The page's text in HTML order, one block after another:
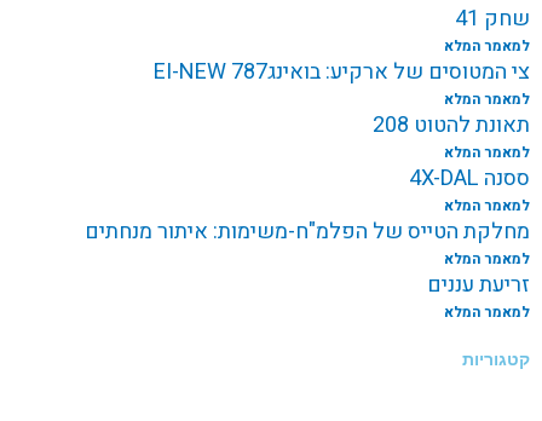
שחק 41
למאמר המלא
צי המטוסים של ארקיע: בואינג787 EI-NEW
למאמר המלא
תאונת להטוט 208
למאמר המלא
ססנה 4X-DAL
למאמר המלא
מחלקת הטייס של הפלמ"ח-משימות: איתור מנחתים
למאמר המלא
זריעת עננים
למאמר המלא
קטגוריות